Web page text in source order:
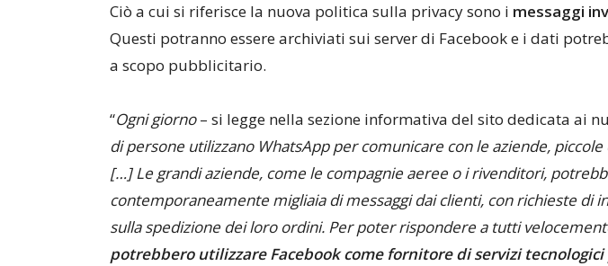
Ciò a cui si riferisce la nuova politica sulla privacy sono i messaggi
Questi potranno essere archiviati sui server di Facebook e i dati
a scopo pubblicitario.
“Ogni giorno– si legge nella sezione informativa del sito dedicata ai
di persone utilizzano WhatsApp per comunicare con le aziende, piccole
[…] Le grandi aziende, come le compagnie aeree o i rivenditori,
contemporaneamente migliaia di messaggi dai clienti, con richieste di
sulla spedizione dei loro ordini. Per poter rispondere a tutti
potrebbero utilizzare Facebook come fornitore di servizi